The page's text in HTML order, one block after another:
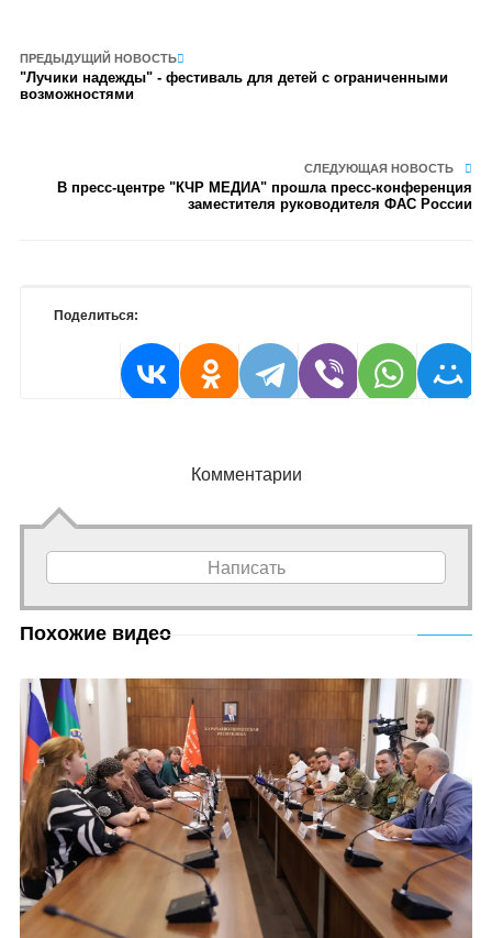
ПРЕДЫДУЩИЙ НОВОСТЬ
"Лучики надежды" - фестиваль для детей с ограниченными
возможностями
СЛЕДУЮЩАЯ НОВОСТЬ
В пресс-центре "КЧР МЕДИА" прошла пресс-конференция
заместителя руководителя ФАС России
Поделиться:
Комментарии
Написать
Похожие видео